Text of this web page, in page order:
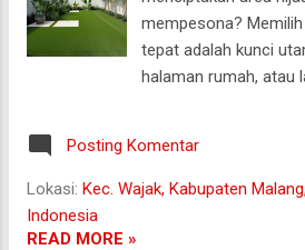
Pilihan Rumput
menyediakan
unggulan, seperti:
Japonica) — Cocok
rumah dan area
mempesona?
tepat adalah kunci
halaman rumah, atau
menawarkan beragam
berkualitas yang bisa
Posting Komentar
Lokasi: Kec. Wajak, Kabupaten
Indonesia
READ MORE »